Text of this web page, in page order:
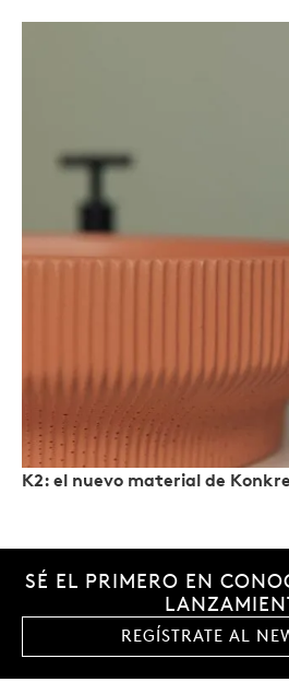
K2: el nuevo material de
SÉ EL PRIMERO EN
REGÍSTRATE AL